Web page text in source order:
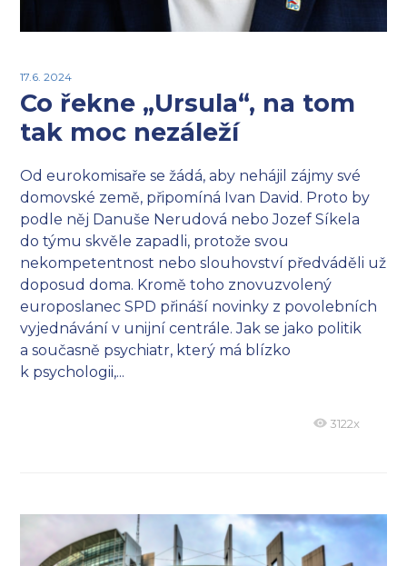
17.6. 2024
Co řekne „Ursula“, na tom
tak moc nezáleží
Od eurokomisaře se žádá, aby nehájil zájmy své
domovské země, připomíná Ivan David. Proto by
podle něj Danuše Nerudová nebo Jozef Síkela
do týmu skvěle zapadli, protože svou
nekompetentnost nebo slouhovství předváděli už
doposud doma. Kromě toho znovuzvolený
europoslanec SPD přináší novinky z povolebních
vyjednávání v unijní centrále. Jak se jako politik
a současně psychiatr, který má blízko
k psychologii,...
3122x